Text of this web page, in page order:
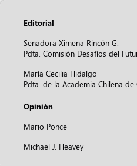
Editorial
Senadora Ximena Rincón G.
Pdta. Comisión Desafíos del
María Cecilia Hidalgo
Pdta. de la Academia Chilena de
Opinión
Mario Ponce
Michael J. Heavey